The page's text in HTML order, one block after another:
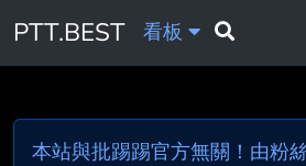
PTT.BEST 看板
本站與批踢踢官方無關！由粉